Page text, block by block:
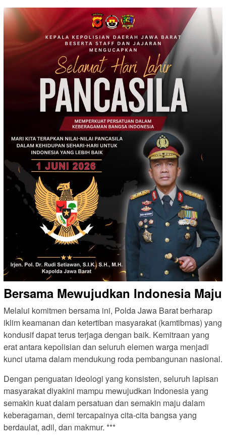
Bersama Mewujudkan Indonesia Maju
Melalui komitmen bersama ini, Polda Jawa Barat berharap
iklim keamanan dan ketertiban masyarakat (kamtibmas) yang
kondusif dapat terus terjaga dengan baik. Kemitraan yang
erat antara kepolisian dan seluruh elemen warga menjadi
kunci utama dalam mendukung roda pembangunan nasional.
Dengan penguatan ideologi yang konsisten, seluruh lapisan
masyarakat diyakini mampu mewujudkan Indonesia yang
semakin kuat dalam persatuan dan semakin maju dalam
keberagaman, demi tercapainya cita-cita bangsa yang
berdaulat, adil, dan makmur. ***